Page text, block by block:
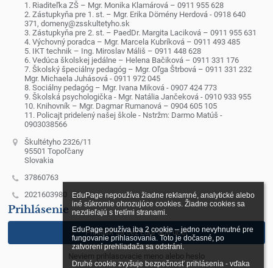
EduPage nepoužíva žiadne reklamné, analytické alebo
iné súkromie ohrozujúce cookies. Žiadne cookies sa
nezdieľajú s tretími stranami.
EduPage používa iba 2 cookie – jedno nevyhnutné pre
fungovanie prihlasovania. Toto je dočasné, po
zatvorení prehliadača sa odstráni.
Druhé cookie zvyšuje bezpečnosť prihlásenia - vďaka
1. Riaditeľka ZŠ – Mgr. Monika Klamárová – 0911 955 628
2. Zástupkyňa pre 1. st. – Mgr. Erika Dömény Herdová - 0918 640
371, domeny@zsskultetyho.sk
3. Zástupkyňa pre 2. st. – PaedDr. Margita Laciková – 0911 955 631
4. Výchovný poradca – Mgr. Marcela Kubríková – 0911 493 485
5. IKT technik – Ing. Miroslav Máliš – 0911 448 628
6. Vedúca školskej jedálne – Helena Bačiková – 0911 331 176
7. Školský špeciálny pedagóg – Mgr. Oľga Štrbová – 0911 331 232
Mgr. Michaela Juhásová - 0911 972 045
8. Sociálny pedagóg – Mgr. Ivana Miková - 0907 424 773
9. Školská psychologička - Mgr. Natália Jančeková - 0910 933 955
10. Knihovník – Mgr. Dagmar Rumanová – 0904 605 105
11. Policajt pridelený našej škole - Nstržm: Darmo Matúš -
0903038566
Škultétyho 2326/11
95501 Topoľčany
Slovakia
37860763
2021603980
Prihlásenie
Prihlásiť sa cez EduPage účet
Neviem prihlasovacie meno alebo heslo